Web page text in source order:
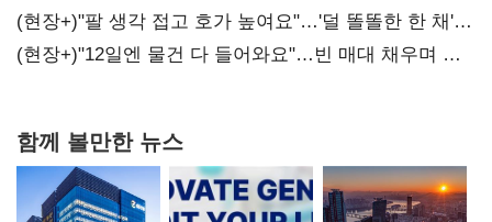
(현장+)"팔 생각 접고 호가 높여요"…'덜 똘똘한 한 채'
20억 키맞추기
(현장+)"12일엔 물건 다 들어와요"…빈 매대 채우며 문
함께 볼만한 뉴스